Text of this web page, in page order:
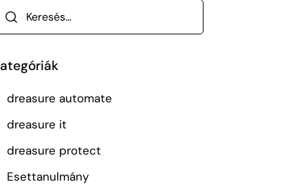
dreasure automate
dreasure it
dreasure protect
Esettanulmány